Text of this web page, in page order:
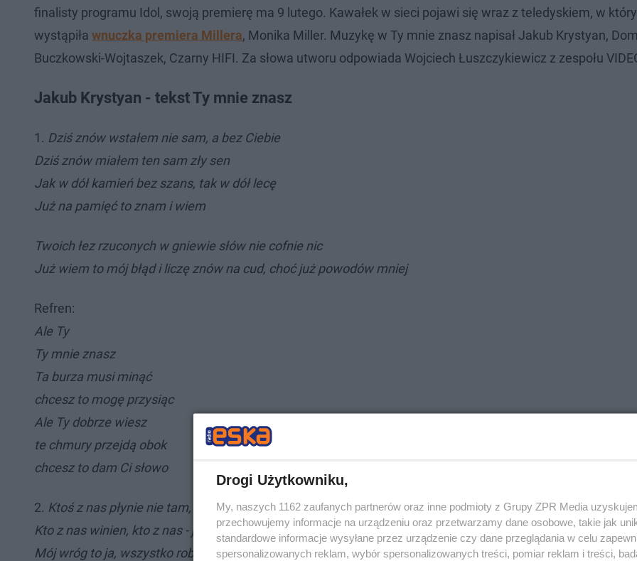
finalisty programu Idol, swoją premierę ma 9 lutego. Kawałek w sieci pojawi się wraz z teledyskiem, w
wystąpiła wnuczka premiera Millera, Monika Miller. Muzykę w Ty mnie znasz napisał Jakub Krystyan,
Buczkowski-Wojtaszek, Czarny HIFI. Za słowa utworu odpowiada Wojciech Łuszczykiewicz z zespołu
Jakub Krystyan - tekst Ty mnie znasz
1. Dziś znów wstałem nie sam, a bez Ciebie
Dziś znów miałem ten sam zły sen
Jak w dół kamień bez szans, tak w dół lecę
Już na pamięć to znam i wiem
Twoich łez rzuconych w gniewie słów nie cofnie nic
Już wiem to mój błąd i liczę znów na cud, choć już powodów mniej
Refren:
Ale Ty
Ty mnie znasz
Ta burza musi minąć
chcesz to mogę przysiąc
Ale Ty dobrze wiesz
te chmury przejdą obok
chcesz to dam Ci słowo
2. Ktoś z nas płynie nie tam, gdzie powinien
Kto z nas winien, kto z nas - już wiem
Mój wróg to ja, wszystko robię źle
Drogi Użytkowniku,
My, naszych 1162 zaufanych partnerów oraz inne podmioty z Grupy ZPR Media
przechowujemy informacje na urządzeniu oraz przetwarzamy dane osobowe, takie jak
standardowe informacje wysyłane przez urządzenie czy dane przeglądania w celu
spersonalizowanych reklam, wybór spersonalizowanych treści, pomiar reklam i treści,